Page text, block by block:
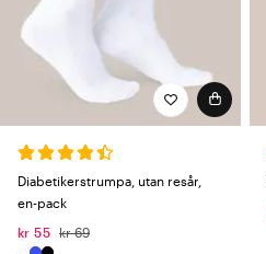
Diabetikerstrumpa, utan resår,
en-pack
kr 55 kr 69